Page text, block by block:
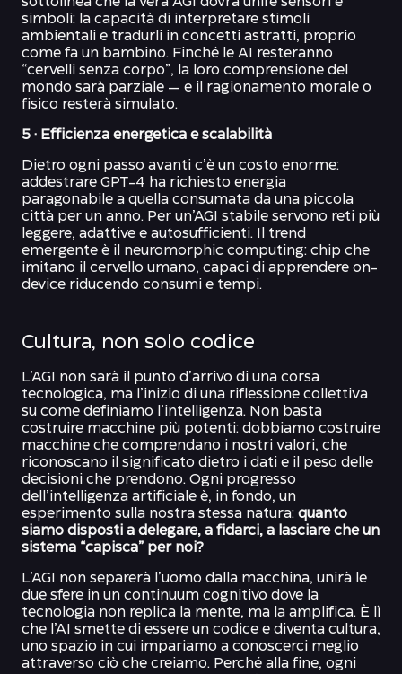
sottolinea che la vera AGI dovrà unire sensori e
simboli: la capacità di interpretare stimoli
ambientali e tradurli in concetti astratti, proprio
come fa un bambino. Finché le AI resteranno
“cervelli senza corpo”, la loro comprensione del
mondo sarà parziale — e il ragionamento morale o
fisico resterà simulato.
5 · Efficienza energetica e scalabilità
Dietro ogni passo avanti c’è un costo enorme:
addestrare GPT-4 ha richiesto energia
paragonabile a quella consumata da una piccola
città per un anno. Per un’AGI stabile servono reti più
leggere, adattive e autosufficienti. Il trend
emergente è il neuromorphic computing: chip che
imitano il cervello umano, capaci di apprendere on-
device riducendo consumi e tempi.
Cultura, non solo codice
L’AGI non sarà il punto d’arrivo di una corsa
tecnologica, ma l’inizio di una riflessione collettiva
su come definiamo l’intelligenza. Non basta
costruire macchine più potenti: dobbiamo costruire
macchine che comprendano i nostri valori, che
riconoscano il significato dietro i dati e il peso delle
decisioni che prendono. Ogni progresso
dell’intelligenza artificiale è, in fondo, un
esperimento sulla nostra stessa natura: quanto
siamo disposti a delegare, a fidarci, a lasciare che un
sistema “capisca” per noi?
L’AGI non separerà l’uomo dalla macchina, unirà le
due sfere in un continuum cognitivo dove la
tecnologia non replica la mente, ma la amplifica. È lì
che l’AI smette di essere un codice e diventa cultura,
uno spazio in cui impariamo a conoscerci meglio
attraverso ciò che creiamo. Perché alla fine, ogni